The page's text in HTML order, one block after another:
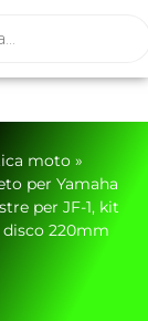
moto »
per Yamaha
per JF-1, kit
disco 220mm